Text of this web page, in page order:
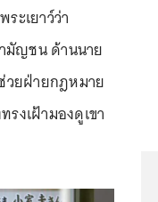
ะเยาว์ว่า
มัญชน ด้านนาย
วยฝ่ายกฎหมาย
งเฝ้ามองดูเขา